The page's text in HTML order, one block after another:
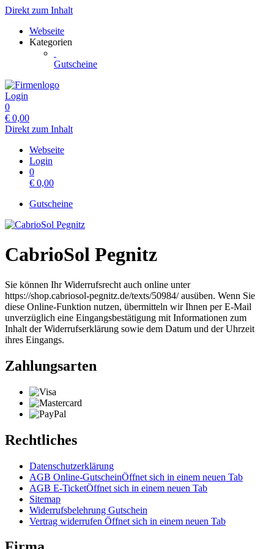
Direkt zum Inhalt
Webseite
Kategorien
Gutscheine
Login
0
€ 0,00
Direkt zum Inhalt
Webseite
Login
0
€ 0,00
Gutscheine
CabrioSol Pegnitz
Sie können Ihr Widerrufsrecht auch online unter
https://shop.cabriosol-pegnitz.de/texts/50984/ ausüben. Wenn Sie
diese Online-Funktion nutzen, übermitteln wir Ihnen per E-Mail
unverzüglich eine Eingangsbestätigung mit Informationen zum
Inhalt der Widerrufserklärung sowie dem Datum und der Uhrzeit
ihres Eingangs.
Zahlungsarten
Rechtliches
Datenschutzerklärung
AGB Online-GutscheinÖffnet sich in einem neuen Tab
AGB E-TicketÖffnet sich in einem neuen Tab
Sitemap
Widerrufsbelehrung Gutschein
Vertrag widerrufen Öffnet sich in einem neuen Tab